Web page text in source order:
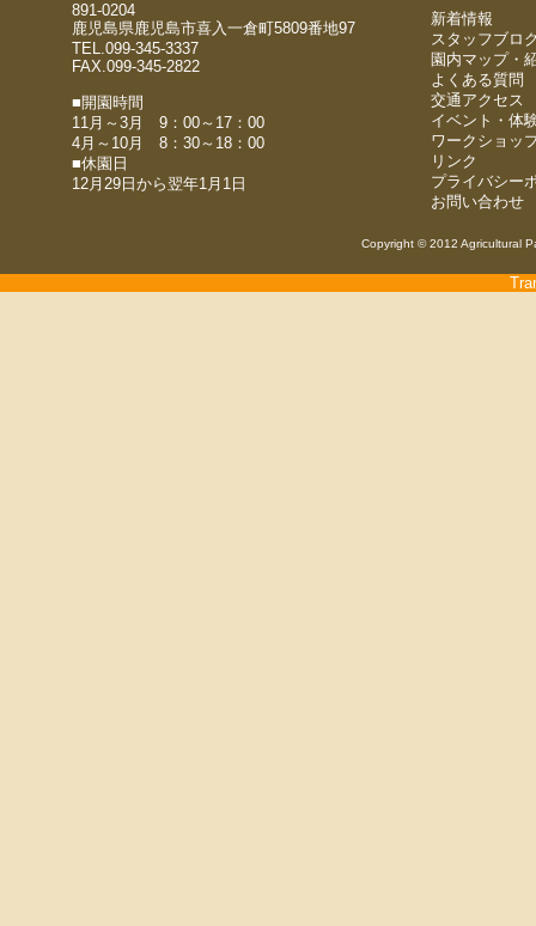
891-0204
鹿児島県鹿児島市喜入一倉町5809番地97
TEL.099-345-3337
FAX.099-345-2822
■開園時間
11月～3月 9：00～17：00
4月～10月 8：30～18：00
■休園日
12月29日から翌年1月1日
新着情報
スタッフブロ
園内マップ・
よくある質問
交通アクセス
イベント・体
ワークショッ
リンク
プライバシー
お問い合わせ
Copyright © 2012 Agricultural